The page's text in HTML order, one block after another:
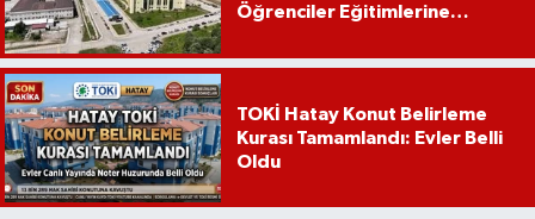
Öğrenciler Eğitimlerine
TOKİ Hatay Konut Belirleme
Kurası Tamamlandı: Evler Belli
Oldu